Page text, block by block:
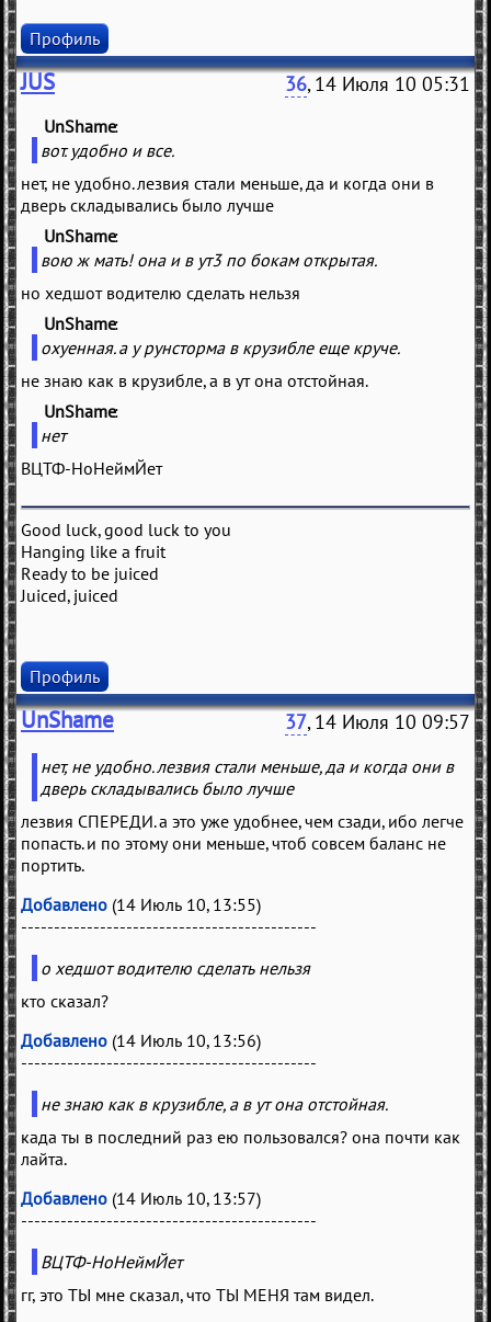
Профиль
JUS 36, 14 Июля 10 05:31
UnShame
вот. удобно и все.
нет, не удобно. лезвия стали меньше, да и когда они в
дверь складывались было лучше
UnShame
вою ж мать! она и в ут3 по бокам открытая.
но хедшот водителю сделать нельзя
UnShame
охуенная. а у рунсторма в крузибле еще круче.
не знаю как в крузибле, а в ут она отстойная.
UnShame
нет
ВЦТФ-НоНеймЙет
Good luck, good luck to you
Hanging like a fruit
Ready to be juiced
Juiced, juiced
Профиль
UnShame 37, 14 Июля 10 09:57
нет, не удобно. лезвия стали меньше, да и когда они в
дверь складывались было лучше
лезвия СПЕРЕДИ. а это уже удобнее, чем сзади, ибо легче
попасть. и по этому они меньше, чтоб совсем баланс не
портить.
Добавлено (14 Июль 10, 13:55)
---------------------------------------------
о хедшот водителю сделать нельзя
кто сказал?
Добавлено (14 Июль 10, 13:56)
---------------------------------------------
не знаю как в крузибле, а в ут она отстойная.
када ты в последний раз ею пользовался? она почти как
лайта.
Добавлено (14 Июль 10, 13:57)
---------------------------------------------
ВЦТФ-НоНеймЙет
гг, это ТЫ мне сказал, что ТЫ МЕНЯ там видел.